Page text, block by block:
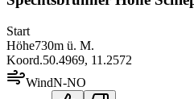
Start
Höhe730m ü. M.
Koord.50.4969, 11.2572
WindN-NO